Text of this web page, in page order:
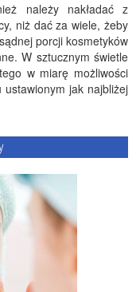
należy nakładać z
niż dać za wiele, żeby
porcji kosmetyków
W sztucznym świetle
w miarę możliwości
jak najbliżej